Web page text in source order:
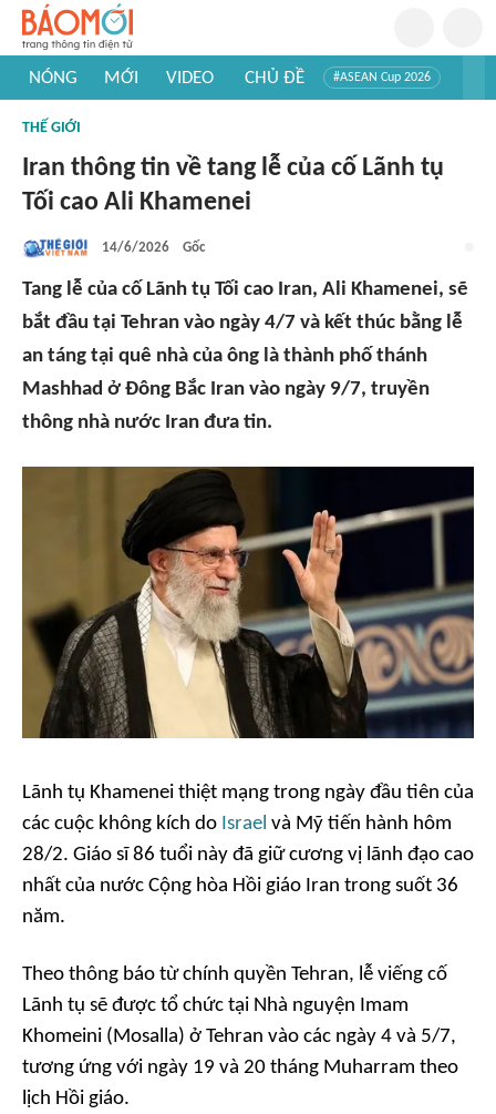
NÓNG MỚI VIDEO CHỦ ĐỀ #ASEAN Cup 2026
#Khám phá thế giới
THẾ GIỚI
Iran thông tin về tang lễ của cố Lãnh tụ
Tối cao Ali Khamenei
14/6/2026 Gốc
Tang lễ của cố Lãnh tụ Tối cao Iran, Ali Khamenei, sẽ
bắt đầu tại Tehran vào ngày 4/7 và kết thúc bằng lễ
an táng tại quê nhà của ông là thành phố thánh
Mashhad ở Đông Bắc Iran vào ngày 9/7, truyền
thông nhà nước Iran đưa tin.
Lãnh tụ Khamenei thiệt mạng trong ngày đầu tiên của
các cuộc không kích do Israel và Mỹ tiến hành hôm
28/2. Giáo sĩ 86 tuổi này đã giữ cương vị lãnh đạo cao
nhất của nước Cộng hòa Hồi giáo Iran trong suốt 36
năm.
Theo thông báo từ chính quyền Tehran, lễ viếng cố
Lãnh tụ sẽ được tổ chức tại Nhà nguyện Imam
Khomeini (Mosalla) ở Tehran vào các ngày 4 và 5/7,
tương ứng với ngày 19 và 20 tháng Muharram theo
lịch Hồi giáo.